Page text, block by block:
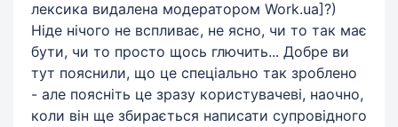
лексика видалена модератором Work.ua]?)
Ніде нічого не вспливає, не ясно, чи то так має
бути, чи то просто щось глючить... Добре ви
тут пояснили, що це спеціально так зроблено
- але поясніть це зразу користувачеві, наочно,
коли він ще збирається написати супровідного